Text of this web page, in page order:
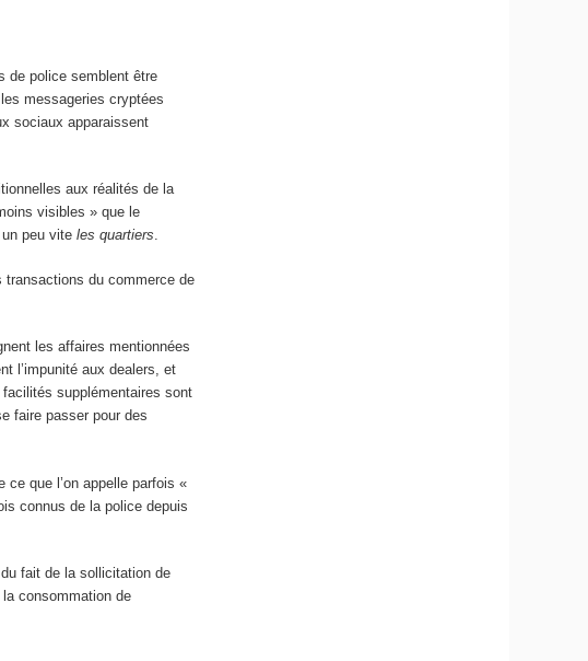
de police semblent être
messageries cryptées
sociaux apparaissent
aux réalités de la
visibles » que le
un peu viteles quartiers.
du commerce de
les affaires mentionnées
l’impunité aux dealers, et
supplémentaires sont
faire passer pour des
que l’on appelle parfois «
connus de la police depuis
fait de la sollicitation de
consommation de